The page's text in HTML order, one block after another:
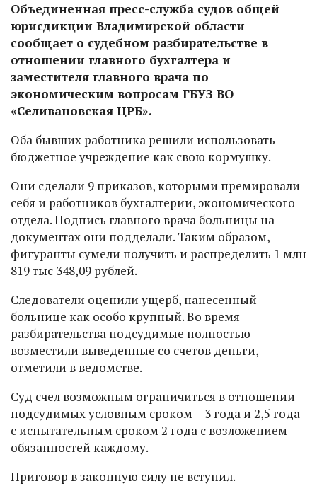
Объединенная пресс-служба судов общей
юрисдикции Владимирской области
сообщает о судебном разбирательстве в
отношении главного бухгалтера и
заместителя главного врача по
экономическим вопросам ГБУЗ ВО
«Селивановская ЦРБ».
Оба бывших работника решили использовать
бюджетное учреждение как свою кормушку.
Они сделали 9 приказов, которыми премировали
себя и работников бухгалтерии, экономического
отдела. Подпись главного врача больницы на
документах они подделали. Таким образом,
фигуранты сумели получить и распределить 1 млн
819 тыс 348,09 рублей.
Следователи оценили ущерб, нанесенный
больнице как особо крупный. Во время
разбирательства подсудимые полностью
возместили выведенные со счетов деньги,
отметили в ведомстве.
Суд счел возможным ограничиться в отношении
подсудимых условным сроком - 3 года и 2,5 года
с испытательным сроком 2 года с возложением
обязанностей каждому.
Приговор в законную силу не вступил.